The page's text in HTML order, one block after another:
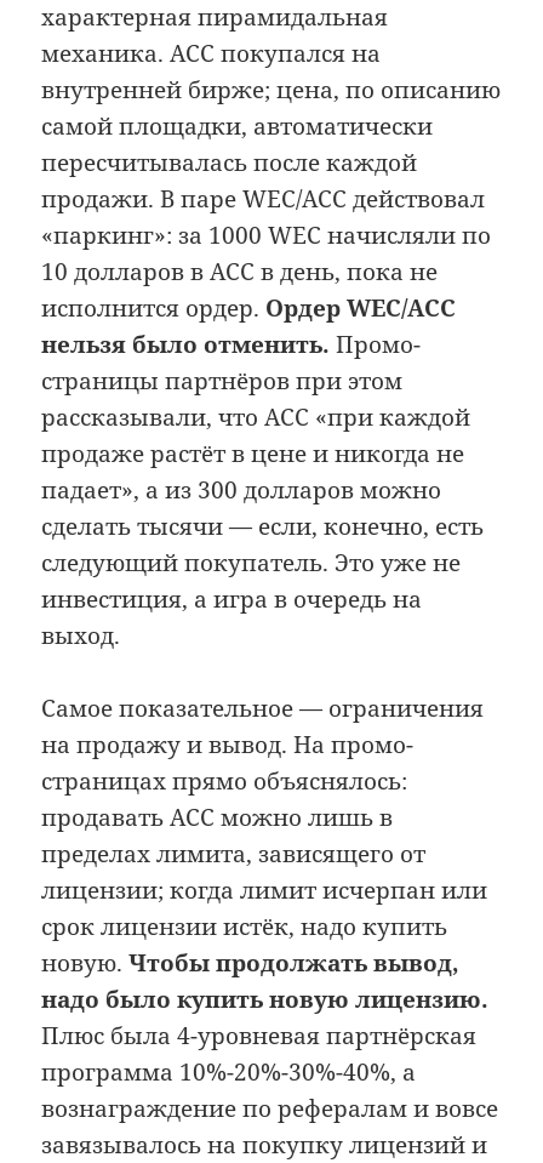
характерная пирамидальная
механика. ACC покупался на
внутренней бирже; цена, по описанию
самой площадки, автоматически
пересчитывалась после каждой
продажи. В паре WEC/ACC действовал
«паркинг»: за 1000 WEC начисляли по
10 долларов в ACC в день, пока не
исполнится ордер. Ордер WEC/ACC
нельзя было отменить. Промо-
страницы партнёров при этом
рассказывали, что ACC «при каждой
продаже растёт в цене и никогда не
падает», а из 300 долларов можно
сделать тысячи — если, конечно, есть
следующий покупатель. Это уже не
инвестиция, а игра в очередь на
выход.
Самое показательное — ограничения
на продажу и вывод. На промо-
страницах прямо объяснялось:
продавать ACC можно лишь в
пределах лимита, зависящего от
лицензии; когда лимит исчерпан или
срок лицензии истёк, надо купить
новую.Чтобы продолжать вывод,
надо было купить новую лицензию.
Плюс была 4-уровневая партнёрская
программа 10%-20%-30%-40%, а
вознаграждение по рефералам и вовсе
завязывалось на покупку лицензий и